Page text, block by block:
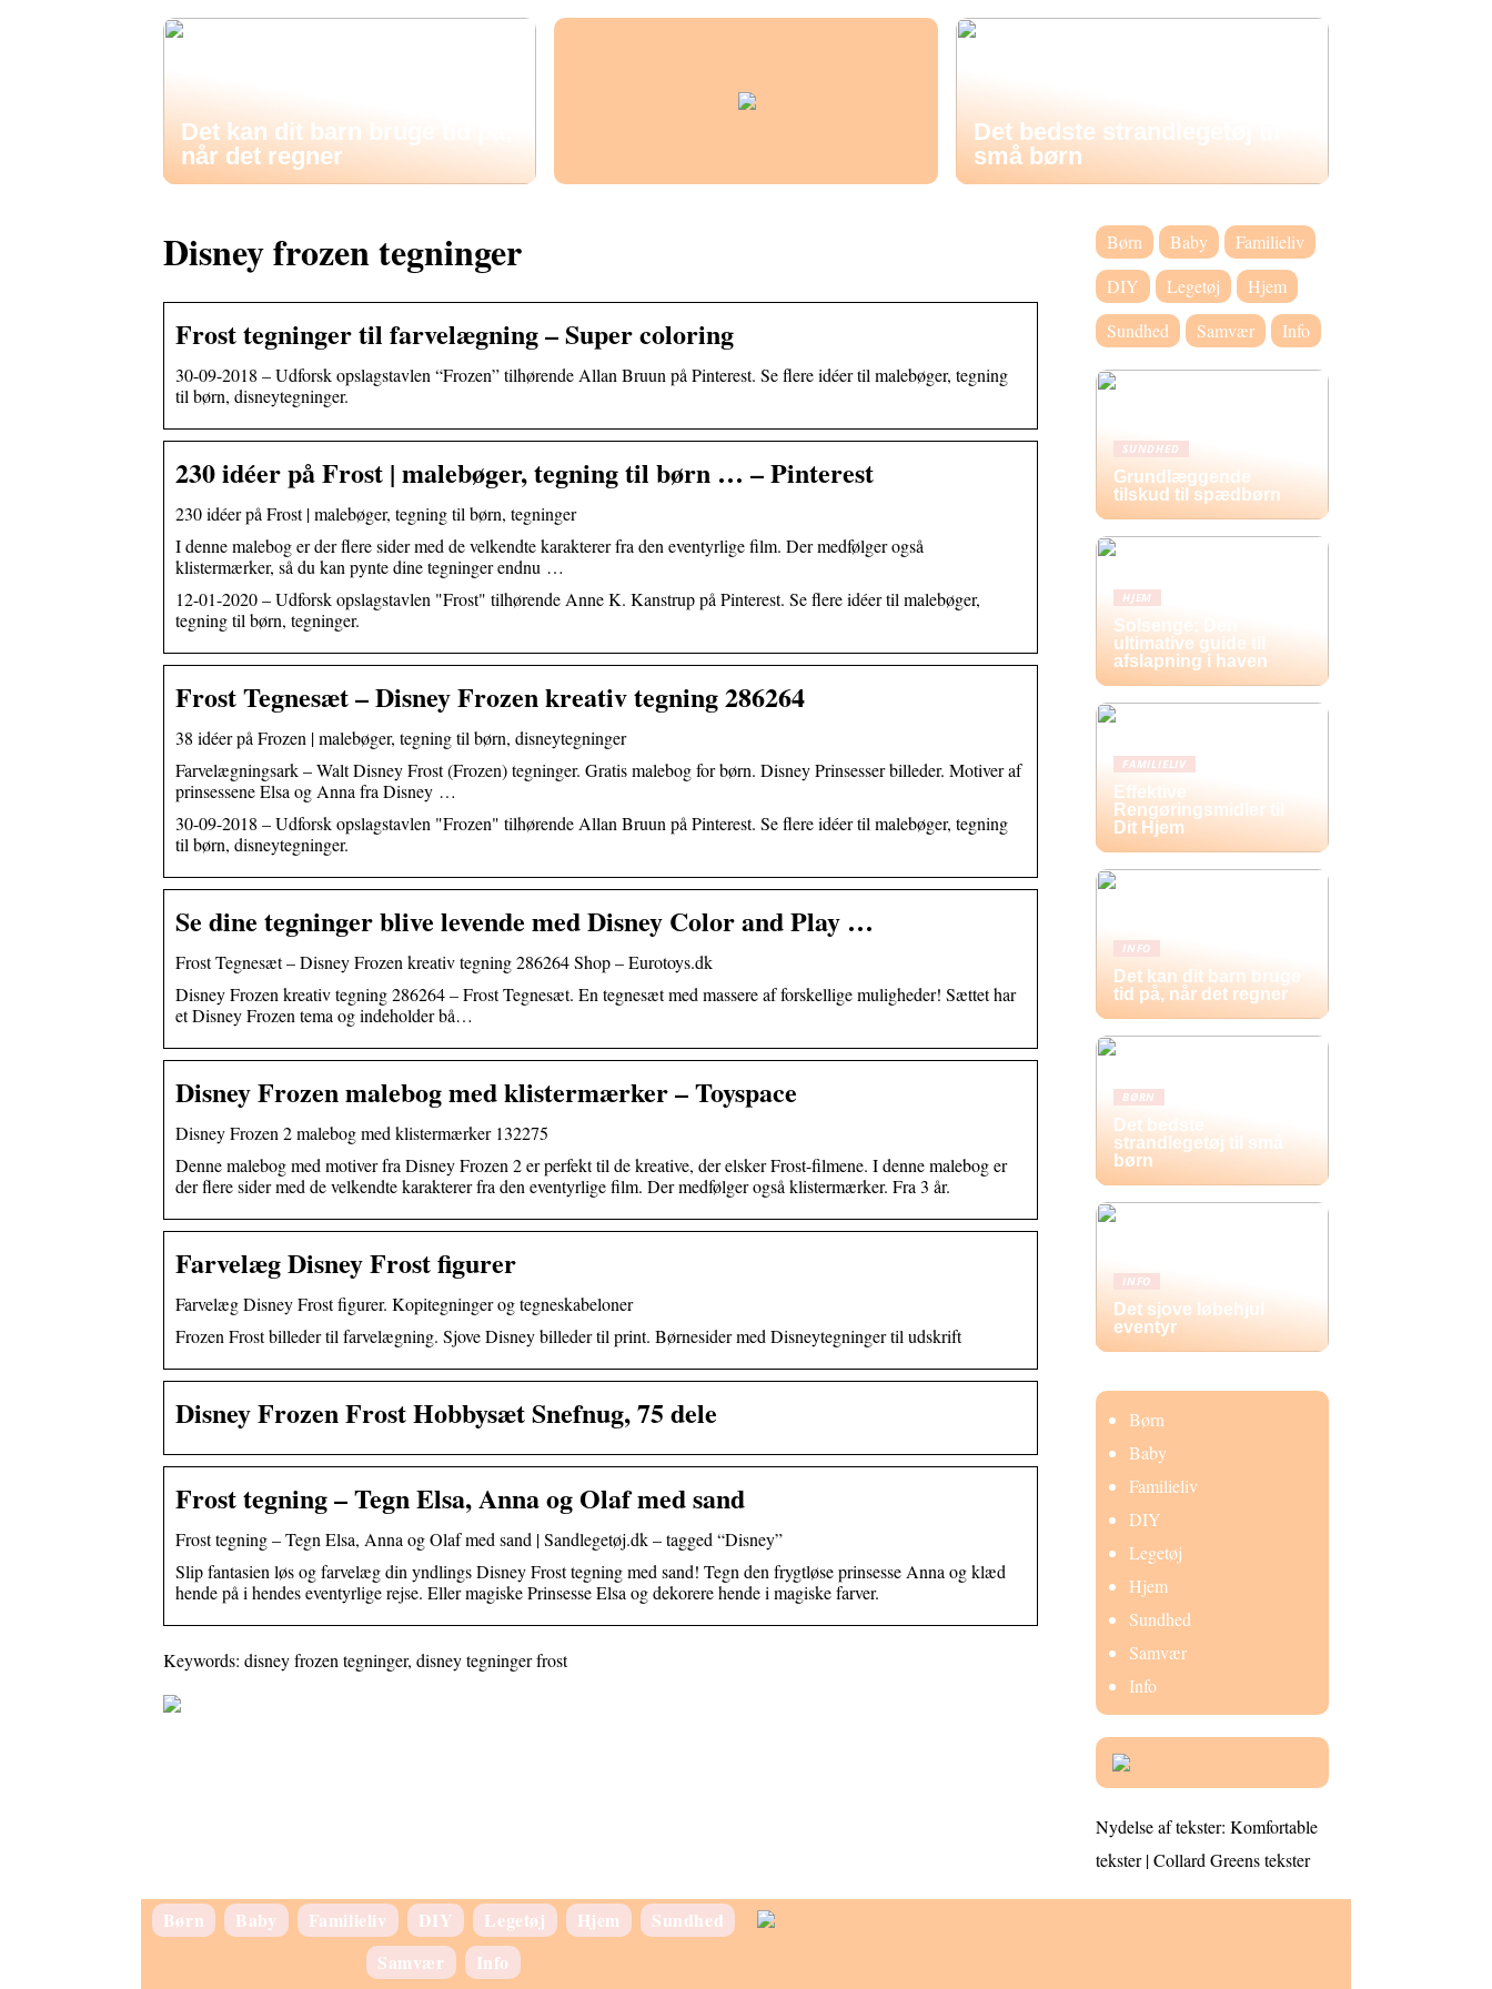
Det kan dit barn bruge tid på,
når det regner
Det bedste strandlegetøj til
små børn
Disney frozen tegninger
Frost tegninger til farvelægning – Super coloring
30-09-2018 – Udforsk opslagstavlen “Frozen” tilhørende Allan Bruun på Pinterest. Se flere idéer til malebøger, tegning
til børn, disneytegninger.
230 idéer på Frost | malebøger, tegning til børn … – Pinterest
230 idéer på Frost | malebøger, tegning til børn, tegninger
I denne malebog er der flere sider med de velkendte karakterer fra den eventyrlige film. Der medfølger også
klistermærker, så du kan pynte dine tegninger endnu …
12-01-2020 – Udforsk opslagstavlen "Frost" tilhørende Anne K. Kanstrup på Pinterest. Se flere idéer til malebøger,
tegning til børn, tegninger.
Frost Tegnesæt – Disney Frozen kreativ tegning 286264
38 idéer på Frozen | malebøger, tegning til børn, disneytegninger
Farvelægningsark – Walt Disney Frost (Frozen) tegninger. Gratis malebog for børn. Disney Prinsesser billeder. Motiver af
prinsessene Elsa og Anna fra Disney …
30-09-2018 – Udforsk opslagstavlen "Frozen" tilhørende Allan Bruun på Pinterest. Se flere idéer til malebøger, tegning
til børn, disneytegninger.
Se dine tegninger blive levende med Disney Color and Play …
Frost Tegnesæt – Disney Frozen kreativ tegning 286264 Shop – Eurotoys.dk
Disney Frozen kreativ tegning 286264 – Frost Tegnesæt. En tegnesæt med massere af forskellige muligheder! Sættet har
et Disney Frozen tema og indeholder bå…
Disney Frozen malebog med klistermærker – Toyspace
Disney Frozen 2 malebog med klistermærker 132275
Denne malebog med motiver fra Disney Frozen 2 er perfekt til de kreative, der elsker Frost-filmene. I denne malebog er
der flere sider med de velkendte karakterer fra den eventyrlige film. Der medfølger også klistermærker. Fra 3 år.
Farvelæg Disney Frost figurer
Farvelæg Disney Frost figurer. Kopitegninger og tegneskabeloner
Frozen Frost billeder til farvelægning. Sjove Disney billeder til print. Børnesider med Disneytegninger til udskrift
Disney Frozen Frost Hobbysæt Snefnug, 75 dele
Frost tegning – Tegn Elsa, Anna og Olaf med sand
Frost tegning – Tegn Elsa, Anna og Olaf med sand | Sandlegetøj.dk – tagged “Disney”
Slip fantasien løs og farvelæg din yndlings Disney Frost tegning med sand! Tegn den frygtløse prinsesse Anna og klæd
hende på i hendes eventyrlige rejse. Eller magiske Prinsesse Elsa og dekorere hende i magiske farver.
Keywords: disney frozen tegninger, disney tegninger frost
Børn Baby
Familieliv
DIY
Legetøj
Hjem
Sundhed
Samvær Info
SUNDHED
Grundlæggende
tilskud til spædbørn
HJEM
Solsenge: Den
ultimative guide til
afslapning i haven
FAMILIELIV
Effektive
Rengøringsmidler til
Dit Hjem
INFO
Det kan dit barn bruge
tid på, når det regner
BØRN
Det bedste
strandlegetøj til små
børn
INFO
Det sjove løbehjul
eventyr
Børn
Baby
Familieliv
DIY
Legetøj
Hjem
Sundhed
Samvær
Info
Nydelse af tekster: Komfortable
tekster | Collard Greens tekster
Børn Baby Familieliv DIY Legetøj Hjem
Sundhed
Samvær
Info